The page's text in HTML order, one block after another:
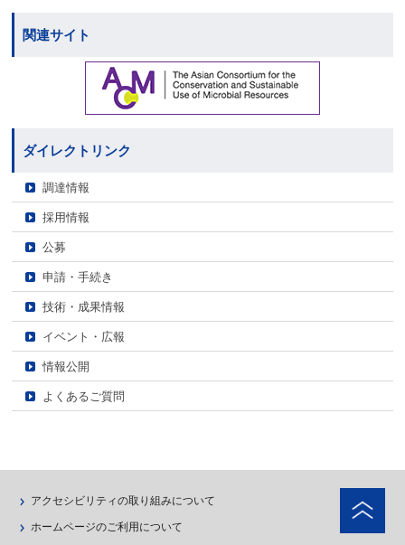
関連サイト
ダイレクトリンク
調達情報
採用情報
公募
申請・手続き
技術・成果情報
イベント・広報
情報公開
よくあるご質問
アクセシビリティの取り組みについて
ホームページのご利用について